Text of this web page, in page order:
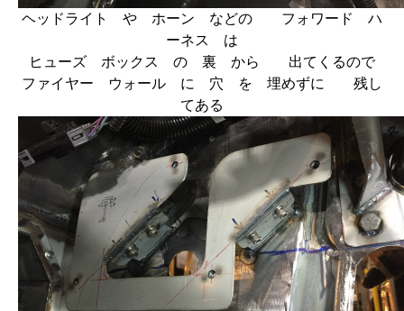
ヘッドライト や ホーン などの フォワード ハ
ーネス は
ヒューズ ボックス の 裏 から 出てくるので
ファイヤー ウォール に 穴 を 埋めずに 残し
てある